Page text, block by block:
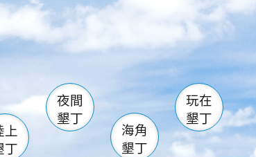
南仁湖
滿州 佳樂水
森林遊樂區
墾管處遊客中心
社頂公園 風吹沙
船帆石 龍磐公園
香蕉灣 龍坑
鵝鑾鼻
上
丁
夜間
墾丁
海角
墾丁
玩在
墾丁